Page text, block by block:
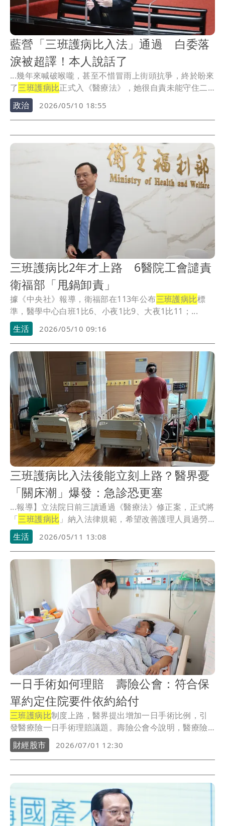
藍營「三班護病比入法」通過 白委落
淚被超譯！本人說話了
...幾年來喊破喉嚨，甚至不惜冒雨上街頭抗爭，終於盼來
了三班護病比正式入《醫療法》，她很自責未能守住二
分之...
政治 2026/05/10 18:55
三班護病比2年才上路 6醫院工會譴責
衛福部「甩鍋卸責」
據《中央社》報導，衛福部在113年公布三班護病比標
準，醫學中心白班1比6、小夜1比9、大夜1比11；...
生活
2026/05/10 09:16
三班護病比入法後能立刻上路？醫界憂
「關床潮」爆發：急診恐更塞
...報導】立法院日前三讀通過《醫療法》修正案，正式將
「三班護病比 」納入法律規範，希望改善護理人員過勞
問題...
生活 2026/05/11 13:08
一日手術如何理賠 壽險公會：符合保
單約定住院要件依約給付
三班護病比制度上路，醫界提出增加一日手術比例，引
發醫療險一日手術理賠議題。壽險公會今說明，醫療險
種類...
財經股市 2026/07/01 12:30